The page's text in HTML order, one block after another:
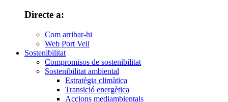
Directe a:
Com arribar-hi
Web Port Vell
Sostenibilitat
Compromisos de sostenibilitat
Sostenibilitat ambiental
Estratègia climàtica
Transició energètica
Accions mediambientals